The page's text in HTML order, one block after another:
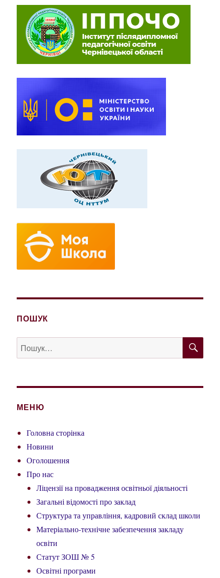
ПОШУК
Пошук
за
МЕНЮ
Головна сторінка
Новини
Оголошення
Про нас
Ліцензії на провадження освітньої діяльності
Загальні відомості про заклад
Структура та управління, кадровий склад школи
Матеріально-технічне забезпечення закладу
освіти
Статут ЗОШ № 5
Освітні програми